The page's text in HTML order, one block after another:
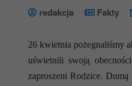
redakcja Fakty
26 kwietnia pożegnaliśmy
uświetnili swoją
zaproszeni Rodzice.